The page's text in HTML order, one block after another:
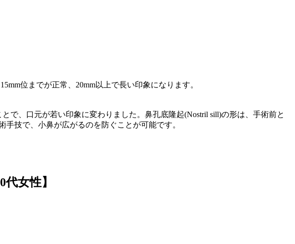
位までが正常、20mm以上で長い印象になります。
で、口元が若い印象に変わりました。鼻孔底隆起(Nostril sill)の形は、手術前と
技で、小鼻が広がるのを防ぐことが可能です。
代女性】